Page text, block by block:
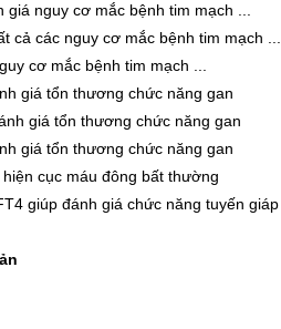
giá nguy cơ mắc bệnh tim mạch ...
cả các nguy cơ mắc bệnh tim mạch ...
cơ mắc bệnh tim mạch ...
giá tổn thương chức năng gan
giá tổn thương chức năng gan
giá tổn thương chức năng gan
cục máu đông bất thường
giúp đánh giá chức năng tuyến giáp